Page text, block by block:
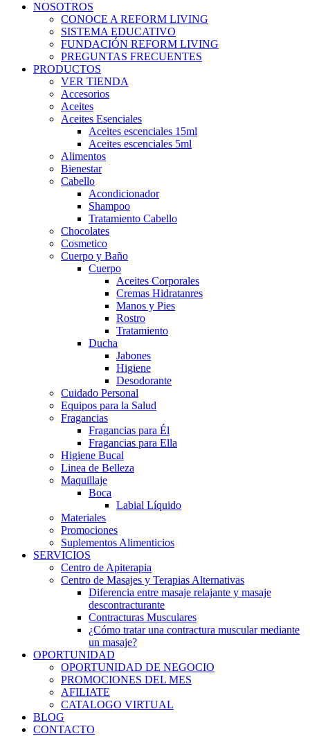
NOSOTROS
CONOCE A REFORM LIVING
SISTEMA EDUCATIVO
FUNDACIÓN REFORM LIVING
PREGUNTAS FRECUENTES
PRODUCTOS
VER TIENDA
Accesorios
Aceites
Aceites Esenciales
Aceites escenciales 15ml
Aceites escenciales 5ml
Alimentos
Bienestar
Cabello
Acondicionador
Shampoo
Tratamiento Cabello
Chocolates
Cosmetico
Cuerpo y Baño
Cuerpo
Aceites Corporales
Cremas Hidratanres
Manos y Pies
Rostro
Tratamiento
Ducha
Jabones
Higiene
Desodorante
Cuidado Personal
Equipos para la Salud
Fragancias
Fragancias para Él
Fragancias para Ella
Higiene Bucal
Linea de Belleza
Maquillaje
Boca
Labial Líquido
Materiales
Promociones
Suplementos Alimenticios
SERVICIOS
Centro de Apiterapia
Centro de Masajes y Terapias Alternativas
Diferencia entre masaje relajante y masaje
descontracturante
Contracturas Musculares
¿Cómo tratar una contractura muscular mediante
un masaje?
OPORTUNIDAD
OPORTUNIDAD DE NEGOCIO
PROMOCIONES DEL MES
AFILIATE
CATALOGO VIRTUAL
BLOG
CONTACTO